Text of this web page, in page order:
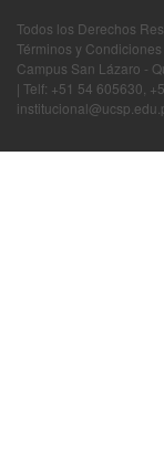
Todos los Derechos
Términos y Condiciones
Campus San Lázaro -
| Telf: +51 54 605630,